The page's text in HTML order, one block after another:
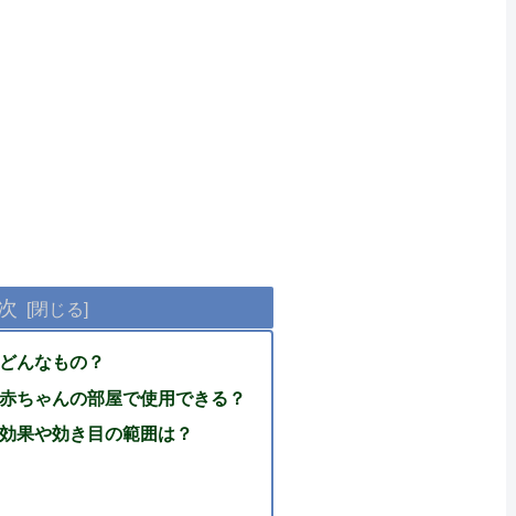
んなもの？
ちゃんの部屋で使用できる？
果や効き目の範囲は？